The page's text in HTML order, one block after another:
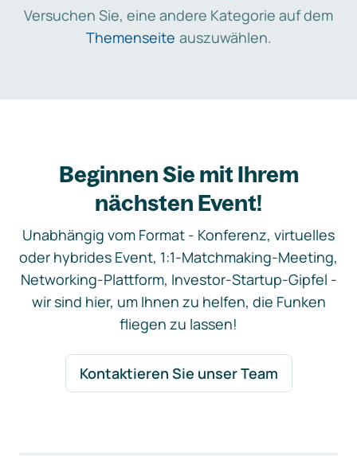
Versuchen Sie, eine andere Kategorie auf dem
Themenseite auszuwählen.
Beginnen Sie mit Ihrem
nächsten Event!
Unabhängig vom Format - Konferenz, virtuelles
oder hybrides Event, 1:1-Matchmaking-Meeting,
Networking-Plattform, Investor-Startup-Gipfel -
wir sind hier, um Ihnen zu helfen, die Funken
fliegen zu lassen!
Kontaktieren Sie unser Team